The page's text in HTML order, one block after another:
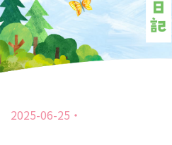
2025-06-25